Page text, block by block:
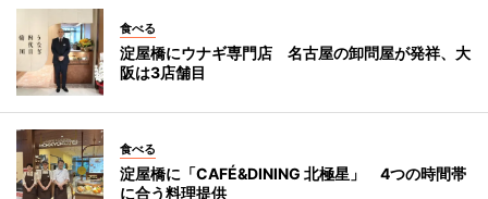
食べる
淀屋橋にウナギ専門店 名古屋の卸問屋が発祥、大
阪は3店舗目
食べる
淀屋橋に「CAFÉ&DINING 北極星」 4つの時間帯
に合う料理提供